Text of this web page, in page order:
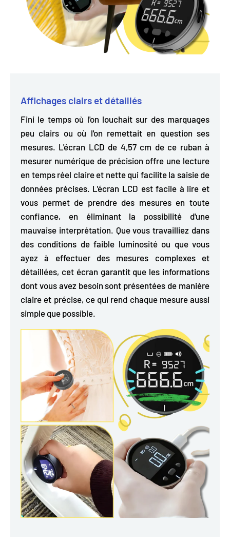
Affichages clairs et détaillés
Fini le temps où l'on louchait sur des marquages
peu clairs ou où l'on remettait en question ses
mesures. L'écran LCD de 4,57 cm de ce ruban à
mesurer numérique de précision offre une lecture
en temps réel claire et nette qui facilite la saisie de
données précises. L'écran LCD est facile à lire et
vous permet de prendre des mesures en toute
confiance, en éliminant la possibilité d'une
mauvaise interprétation. Que vous travailliez dans
des conditions de faible luminosité ou que vous
ayez à effectuer des mesures complexes et
détaillées, cet écran garantit que les informations
dont vous avez besoin sont présentées de manière
claire et précise, ce qui rend chaque mesure aussi
simple que possible.